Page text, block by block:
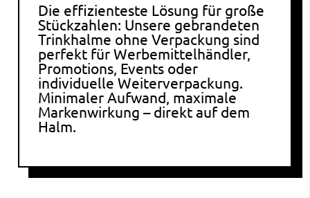
Die effizienteste Lösung für große
Stückzahlen: Unsere gebrandeten
Trinkhalme ohne Verpackung sind
perfekt für Werbemittelhändler,
Promotions, Events oder
individuelle Weiterverpackung.
Minimaler Aufwand, maximale
Markenwirkung – direkt auf dem
Halm.